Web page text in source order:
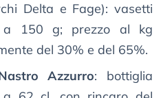
Delta e Fage): vasetti
150 g; prezzo al kg
del 30% e del 65%.
Azzurro: bottiglia